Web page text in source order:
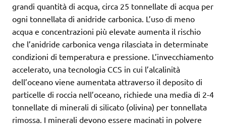
grandi quantità di acqua, circa 25 tonnellate di acqua per
ogni tonnellata di anidride carbonica. L’uso di meno
acqua e concentrazioni più elevate aumenta il rischio
che l’anidride carbonica venga rilasciata in determinate
condizioni di temperatura e pressione. L’invecchiamento
accelerato, una tecnologia CCS in cui l’alcalinità
dell’oceano viene aumentata attraverso il deposito di
particelle di roccia nell’oceano, richiede una media di 2-4
tonnellate di minerali di silicato (olivina) per tonnellata
rimossa. I minerali devono essere macinati in polvere